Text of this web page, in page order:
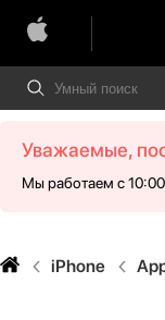
Уважаемые,
Мы работаем с
iPhone